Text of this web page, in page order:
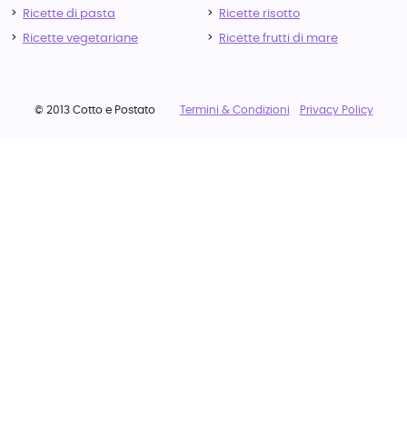
Ricette di pasta
Ricette vegetariane
Ricette risotto
Ricette frutti di mare
© 2013 Cotto e Postato Termini & Condizioni Privacy Policy